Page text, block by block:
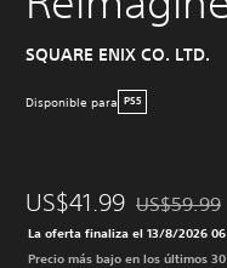
SQUARE ENIX CO. LTD.
Disponible para PS5
US$41.99 Rebajado
US$59.99
La oferta finaliza el 13/8/2026
Precio más bajo en los últimos